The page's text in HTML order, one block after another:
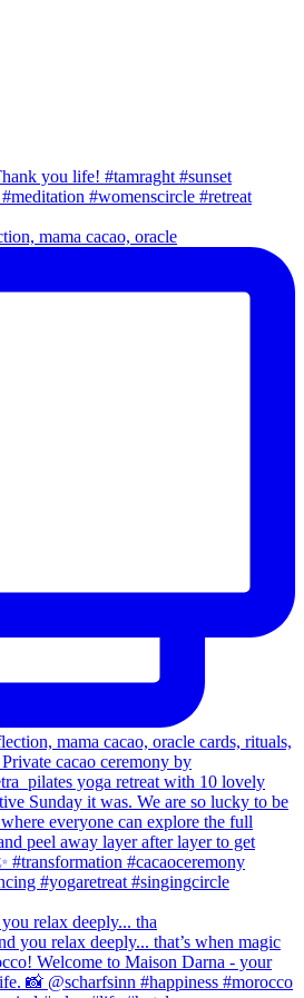
mama cacao, oracle
relax deeply... tha